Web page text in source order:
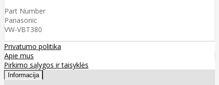
Part Number
Panasonic
VW-VBT380
Privatumo politika
Apie mus
Pirkimo sąlygos ir taisyklės
Informacija